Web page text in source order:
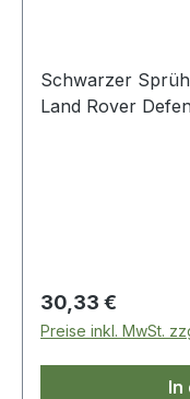
Schwarzer
Land Rover
Regulärer Preis:
30,33 €
Preise inkl. MwSt.
In